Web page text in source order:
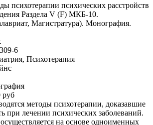
психотерапии психических расстройств
Раздела V (F) МКБ-10.
Магистратура). Монография.
6
Психотерапия
руб
методы психотерапии, доказавшие
при лечении психических заболеваний.
на основе одноименных